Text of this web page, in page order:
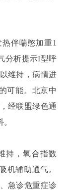
伴喘憋加重1
分析提示I型呼
维持，病情进
可能。北京中
经联盟绿色通
持，氧合指数
机辅助通气。
急诊危重症诊